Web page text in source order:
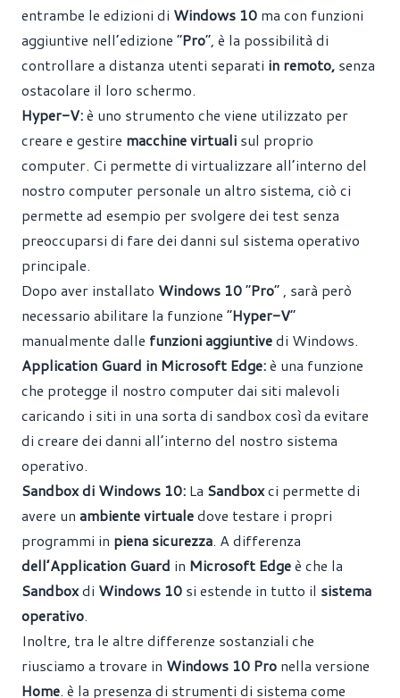
entrambe le edizioni di Windows 10 ma con funzioni
aggiuntive nell’edizione “Pro”, è la possibilità di
controllare a distanza utenti separati in remoto, senza
ostacolare il loro schermo.
Hyper-V:è uno strumento che viene utilizzato per
creare e gestire macchine virtuali sul proprio
computer. Ci permette di virtualizzare all’interno del
nostro computer personale un altro sistema, ciò ci
permette ad esempio per svolgere dei test senza
preoccuparsi di fare dei danni sul sistema operativo
principale.
Dopo aver installato Windows 10“Pro” , sarà però
necessario abilitare la funzione “Hyper-V”
manualmente dalle funzioni aggiuntivedi Windows.
Application Guard in Microsoft Edge:è una funzione
che protegge il nostro computer dai siti malevoli
caricando i siti in una sorta di sandbox così da evitare
di creare dei danni all’interno del nostro sistema
operativo.
Sandbox di Windows 10: La Sandboxci permette di
avere un ambiente virtualedove testare i propri
programmi in piena sicurezza. A differenza
dell’Application Guard in Microsoft Edgeè che la
Sandboxdi Windows 10 si estende in tutto il sistema
operativo.
Inoltre, tra le altre differenze sostanziali che
riusciamo a trovare in Windows 10 Pro nella versione
Home. è la presenza di strumenti di sistema come